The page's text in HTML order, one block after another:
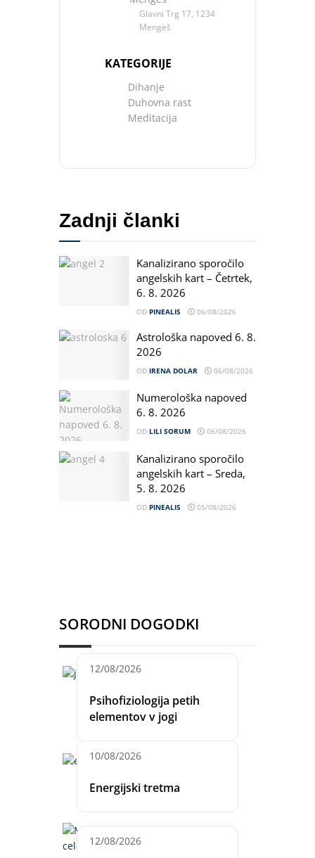
Glavni Trg 17, 1234
Mengeš
KATEGORIJE
Dihanje
Duhovna rast
Meditacija
Zadnji članki
Kanalizirano sporočilo
angelskih kart – Četrtek,
6. 8. 2026
OD PINEALIS 06/08/2026
Astrološka napoved 6. 8.
2026
OD IRENA DOLAR 06/08/2026
Numerološka napoved
6. 8. 2026
OD LILI SORUM 06/08/2026
Kanalizirano sporočilo
angelskih kart – Sreda,
5. 8. 2026
OD PINEALIS 05/08/2026
SORODNI DOGODKI
12/08/2026
Psihofiziologija petih
elementov v jogi
10/08/2026
Energijski tretma
12/08/2026